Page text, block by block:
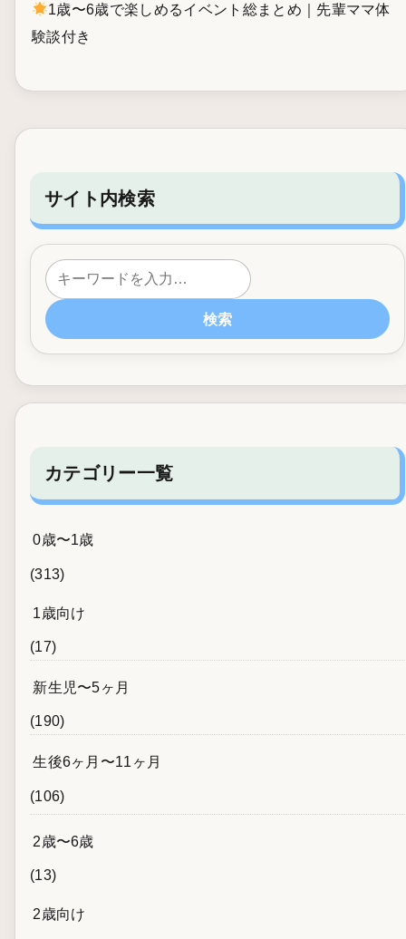
1歳〜6歳で楽しめるイベント総まとめ｜先輩ママ体
験談付き
サイト内検索
検索
カテゴリー一覧
0歳〜1歳
(313)
1歳向け
(17)
新生児〜5ヶ月
(190)
生後6ヶ月〜11ヶ月
(106)
2歳〜6歳
(13)
2歳向け